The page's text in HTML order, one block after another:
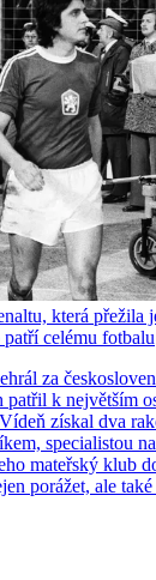
která přežila
celému fotbalu
za
patřil k největším
získal dva
specialistou
mateřský klub
porážet, ale